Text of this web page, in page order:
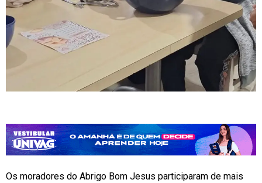
Os moradores do Abrigo Bom Jesus participaram de mais